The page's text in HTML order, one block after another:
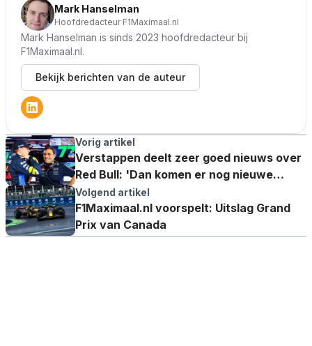
Mark Hanselman
Hoofdredacteur F1Maximaal.nl
Mark Hanselman is sinds 2023 hoofdredacteur bij
F1Maximaal.nl.
Bekijk berichten van de auteur
Vorig artikel
Verstappen deelt zeer goed nieuws over
Red Bull: 'Dan komen er nog nieuwe
onderdelen aan'
Volgend artikel
F1Maximaal.nl voorspelt: Uitslag Grand
Prix van Canada